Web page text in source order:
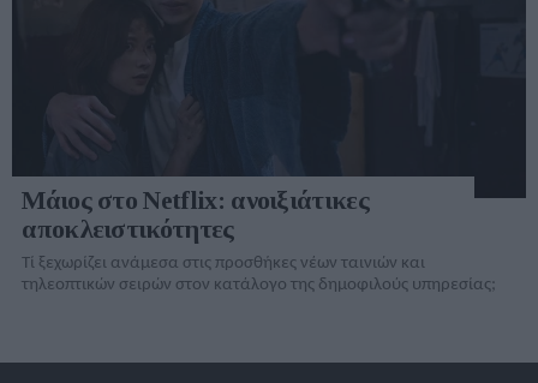
Μάιος στο Netflix: ανοιξιάτικες
αποκλειστικότητες
Τί ξεχωρίζει ανάμεσα στις προσθήκες νέων ταινιών και
τηλεοπτικών σειρών στον κατάλογo της δημοφιλούς υπηρεσίας;